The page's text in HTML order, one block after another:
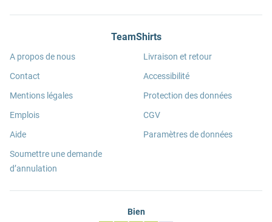
TeamShirts
A propos de nous
Contact
Mentions légales
Emplois
Aide
Soumettre une demande
d’annulation
Livraison et retour
Accessibilité
Protection des données
CGV
Paramètres de données
Bien